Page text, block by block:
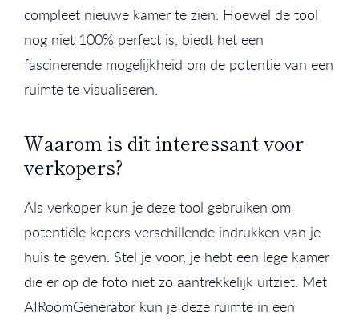
compleet nieuwe kamer te zien. Hoewel de tool
nog niet 100% perfect is, biedt het een
fascinerende mogelijkheid om de potentie van een
ruimte te visualiseren.
Waarom is dit interessant voor
verkopers?
Als verkoper kun je deze tool gebruiken om
potentiële kopers verschillende indrukken van je
huis te geven. Stel je voor, je hebt een lege kamer
die er op de foto niet zo aantrekkelijk uitziet. Met
AIRoomGenerator kun je deze ruimte in een